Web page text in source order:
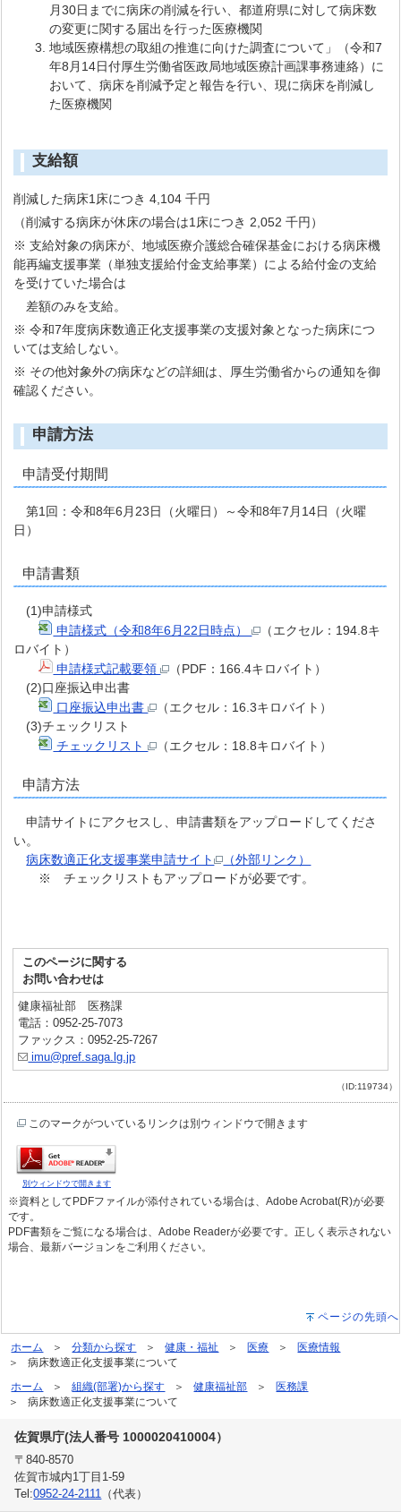
月30日までに病床の削減を行い、都道府県に対して病床数
の変更に関する届出を行った医療機関
地域医療構想の取組の推進に向けた調査について」（令和7
年8月14日付厚生労働省医政局地域医療計画課事務連絡）に
おいて、病床を削減予定と報告を行い、現に病床を削減し
た医療機関
支給額
削減した病床1床につき 4,104 千円
（削減する病床が休床の場合は1床につき 2,052 千円）
※ 支給対象の病床が、地域医療介護総合確保基金における病床機
能再編支援事業（単独支援給付金支給事業）による給付金の支給
を受けていた場合は
差額のみを支給。
※ 令和7年度病床数適正化支援事業の支援対象となった病床につ
いては支給しない。
※ その他対象外の病床などの詳細は、厚生労働省からの通知を御
確認ください。
申請方法
申請受付期間
第1回：令和8年6月23日（火曜日）～令和8年7月14日（火曜
日）
申請書類
(1)申請様式
申請様式（令和8年6月22日時点）
（エクセル：194.8キ
ロバイト）
申請様式記載要領
（PDF：166.4キロバイト）
(2)口座振込申出書
口座振込申出書
（エクセル：16.3キロバイト）
(3)チェックリスト
チェックリスト
（エクセル：18.8キロバイト）
申請方法
申請サイトにアクセスし、申請書類をアップロードしてくださ
い。
病床数適正化支援事業申請サイト
（外部リンク）
※ チェックリストもアップロードが必要です。
このページに関する
お問い合わせは
健康福祉部 医務課
電話：0952-25-7073
ファックス：0952-25-7267
imu@pref.saga.lg.jp
（ID:119734）
このマークがついているリンクは別ウィンドウで開きます
別ウィンドウで開きます
※資料としてPDFファイルが添付されている場合は、Adobe Acrobat(R)が必要
です。
PDF書類をご覧になる場合は、Adobe Readerが必要です。正しく表示されない
場合、最新バージョンをご利用ください。
ページの先頭へ
ホーム 分類から探す 健康・福祉 医療
医療情報
病床数適正化支援事業について
ホーム
組織(部署)から探す 健康福祉部
医務課
病床数適正化支援事業について
佐賀県庁(法人番号 1000020410004）
〒840-8570
佐賀市城内1丁目1-59
Tel:0952-24-2111 （代表）